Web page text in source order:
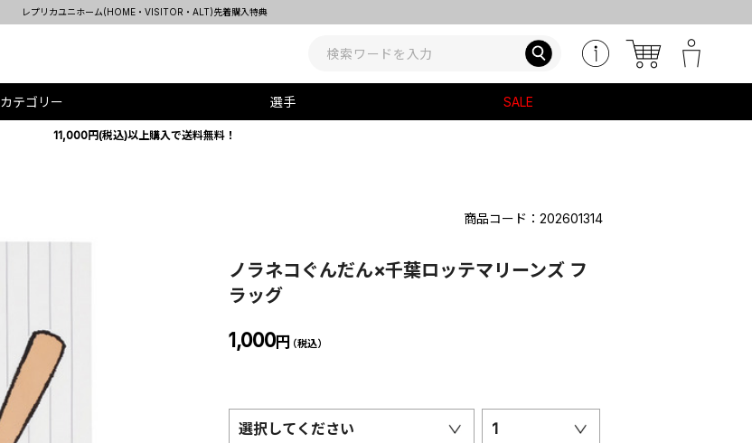
レプリカユニホーム(HOME・VISITOR・ALT)先着購入特典
カテゴリー 選手 SALE
11,000円(税込)以上購入で送料無料！
商品コード：202601314
ノラネコぐんだん×千葉ロッテマリーンズ フ
ラッグ
1,000円（税込）
選択してください 1